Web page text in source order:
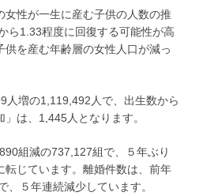
性が一生に産む子供の人数の推
ら1.33程度に回復する可能性が高
供を産む年齢層の女性人口が減っ
増の1,119,492人で、出生数から
は、1,445人となります。
組減の737,127組で、５年ぶり
転じています。離婚件数は、前年
、５年連続減少しています。